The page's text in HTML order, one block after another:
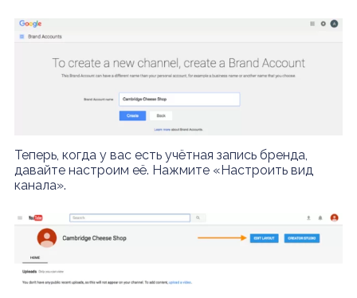
Теперь, когда у вас есть учётная запись бренда,
давайте настроим её. Нажмите «Настроить вид
канала».